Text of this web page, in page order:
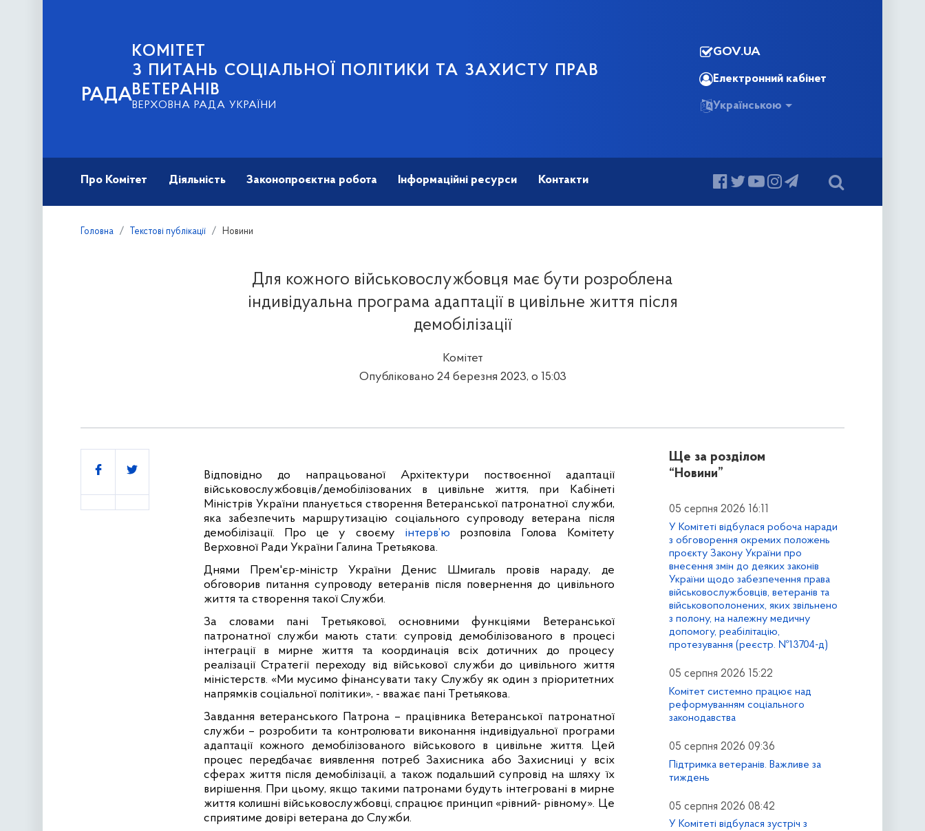
РАДА
КОМІТЕТ
З ПИТАНЬ СОЦІАЛЬНОЇ ПОЛІТИКИ ТА ЗАХИСТУ ПРАВ
ВЕТЕРАНІВ
ВЕРХОВНА РАДА УКРАЇНИ
GOV.UA
Електронний кабінет
Українською
Про Комітет Діяльність Законопроєктна робота Інформаційні ресурси Контакти
Головна Текстові публікації Новини
Для кожного військовослужбовця має бути розроблена
індивідуальна програма адаптації в цивільне життя після
демобілізації
Комітет
Опубліковано 24 березня 2023, о 15:03
Відповідно до напрацьованої Архітектури поствоєнної адаптації
військовослужбовців/демобілізованих в цивільне життя, при Кабінеті
Міністрів України планується створення Ветеранської патронатної служби,
яка забезпечить маршрутизацію соціального супроводу ветерана після
демобілізації. Про це у своєму інтерв’ю розповіла Голова Комітету
Верховної Ради України Галина Третьякова.
Днями Прем'єр-міністр України Денис Шмигаль провів нараду, де
обговорив питання супроводу ветеранів після повернення до цивільного
життя та створення такої Служби.
За словами пані Третьякової, основними функціями Ветеранської
патронатної служби мають стати: супровід демобілізованого в процесі
інтеграції в мирне життя та координація всіх дотичних до процесу
реалізації Стратегії переходу від військової служби до цивільного життя
міністерств. «Ми мусимо фінансувати таку Службу як один з пріоритетних
напрямків соціальної політики», - вважає пані Третьякова.
Завдання ветеранського Патрона – працівника Ветеранської патронатної
служби – розробити та контролювати виконання індивідуальної програми
адаптації кожного демобілізованого військового в цивільне життя. Цей
процес передбачає виявлення потреб Захисника або Захисниці у всіх
сферах життя після демобілізації, а також подальший супровід на шляху їх
вирішення. При цьому, якщо такими патронами будуть інтегровані в мирне
життя колишні військовослужбовці, спрацює принцип «рівний- рівному». Це
сприятиме довірі ветерана до Служби.
Поділитись
Ще за розділом
“Новини”
05 серпня 2026 16:11
У Комітеті відбулася робоча наради
з обговорення окремих положень
проєкту Закону України про
внесення змін до деяких законів
України щодо забезпечення права
військовослужбовців, ветеранів та
військовополонених, яких звільнено
з полону, на належну медичну
допомогу, реабілітацію,
протезування (реєстр. №13704-д)
05 серпня 2026 15:22
Комітет системно працює над
реформуванням соціального
законодавства
05 серпня 2026 09:36
Підтримка ветеранів. Важливе за
тиждень
05 серпня 2026 08:42
У Комітеті відбулася зустріч з